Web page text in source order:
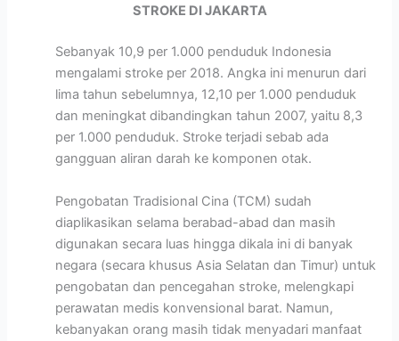
STROKE DI JAKARTA
Sebanyak 10,9 per 1.000 penduduk Indonesia
mengalami stroke per 2018. Angka ini menurun dari
lima tahun sebelumnya, 12,10 per 1.000 penduduk
dan meningkat dibandingkan tahun 2007, yaitu 8,3
per 1.000 penduduk. Stroke terjadi sebab ada
gangguan aliran darah ke komponen otak.
Pengobatan Tradisional Cina (TCM) sudah
diaplikasikan selama berabad-abad dan masih
digunakan secara luas hingga dikala ini di banyak
negara (secara khusus Asia Selatan dan Timur) untuk
pengobatan dan pencegahan stroke, melengkapi
perawatan medis konvensional barat. Namun,
kebanyakan orang masih tidak menyadari manfaat